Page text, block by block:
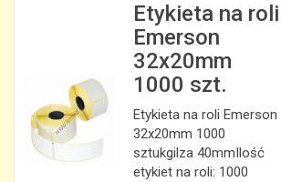
Etykieta na roli
Emerson
32x20mm
1000 szt.
Etykieta na roli Emerson
32x20mm 1000
sztukgilza 40mmIlość
etykiet na roli: 1000